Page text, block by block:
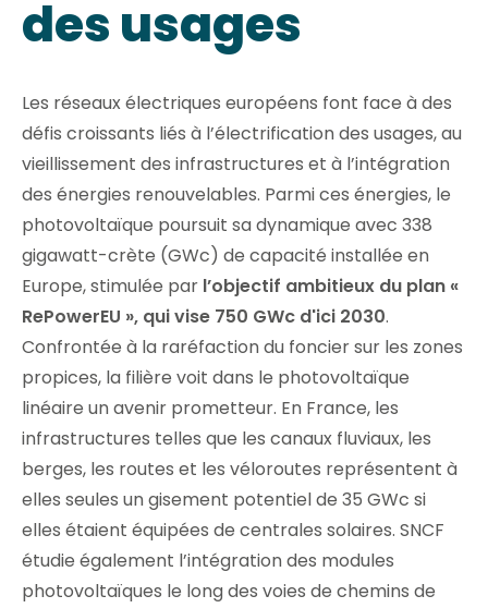
des usages
Les réseaux électriques européens font face à des
défis croissants liés à l’électrification des usages, au
vieillissement des infrastructures et à l’intégration
des énergies renouvelables. Parmi ces énergies, le
photovoltaïque poursuit sa dynamique avec 338
gigawatt-crète (GWc) de capacité installée en
Europe, stimulée par l’objectif ambitieux du plan «
RePowerEU », qui vise 750 GWc d'ici 2030.
Confrontée à la raréfaction du foncier sur les zones
propices, la filière voit dans le photovoltaïque
linéaire un avenir prometteur. En France, les
infrastructures telles que les canaux fluviaux, les
berges, les routes et les véloroutes représentent à
elles seules un gisement potentiel de 35 GWc si
elles étaient équipées de centrales solaires. SNCF
étudie également l’intégration des modules
photovoltaïques le long des voies de chemins de